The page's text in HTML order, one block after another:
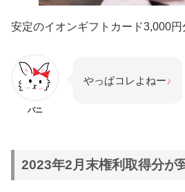
安定のイオンギフトカード3,000円
バニ
やっぱコレよねー♪
2023年2月末権利取得分が